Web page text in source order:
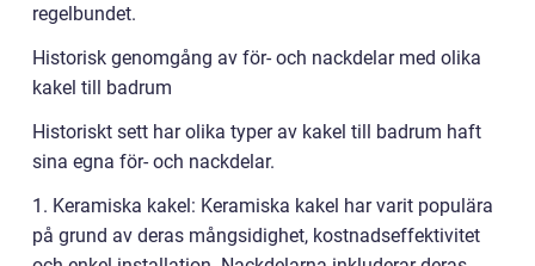
regelbundet.
Historisk genomgång av för- och nackdelar med olika
kakel till badrum
Historiskt sett har olika typer av kakel till badrum haft
sina egna för- och nackdelar.
1. Keramiska kakel: Keramiska kakel har varit populära
på grund av deras mångsidighet, kostnadseffektivitet